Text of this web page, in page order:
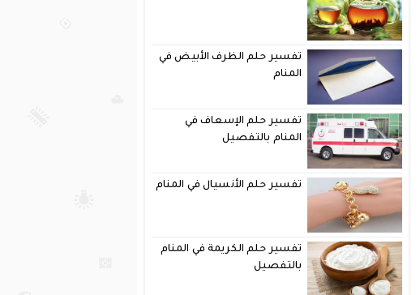
تفسير حلم الظرف الأبيض في
المنام
تفسير حلم الإسعاف في
المنام بالتفصيل
تفسير حلم الأنسيال في المنام
تفسير حلم الكريمة في المنام
بالتفصيل